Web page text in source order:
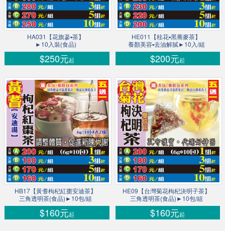
HA031【花旗蔘▪茶】
►10入裝(食品)
$250元起
HE011【桂花▪黑蕎麥茶】
養顏美容▪去油解膩►10入/組
$200元起
HB17【黃耆枸杞紅棗安迪茶】
三角透明茶(食品)►10包/組
$160元起
HE09【台灣菊花枸杞決明子茶】
三角透明茶(食品)►10包/組
$160元起